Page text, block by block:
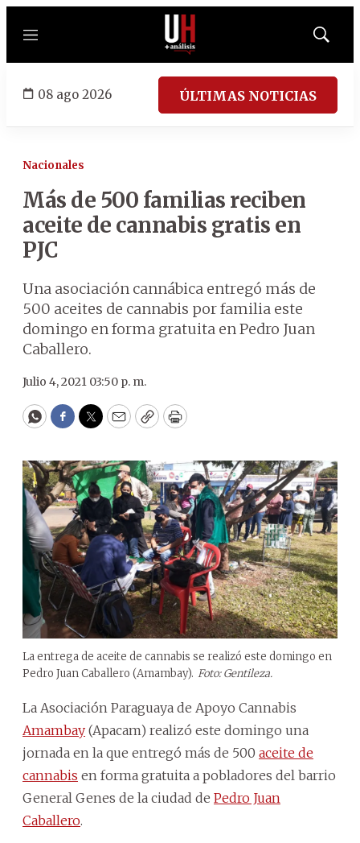
Menú
Mostrar
08 ago 2026 ÚLTIMAS NOTICIAS
Nacionales
Más de 500 familias reciben
aceite de cannabis gratis en
PJC
Una asociación cannábica entregó más de
500 aceites de cannabis por familia este
domingo en forma gratuita en Pedro Juan
Caballero.
Julio 4, 2021 03:50 p. m.
WhatsApp
Facebook
Twitter
EmailCopyPrint
La entrega de aceite de cannabis se realizó este domingo en
Pedro Juan Caballero (Amambay). Foto: Gentileza.
La Asociación Paraguaya de Apoyo Cannabis
Amambay (Apacam) realizó este domingo una
jornada en la que entregó más de 500 aceite de
cannabis en forma gratuita a pobladores del barrio
General Genes de la ciudad de Pedro Juan
Caballero.